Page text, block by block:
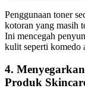
Penggunaan toner
kotoran yang masih
Ini mencegah
kulit seperti komedo
4.
Produk